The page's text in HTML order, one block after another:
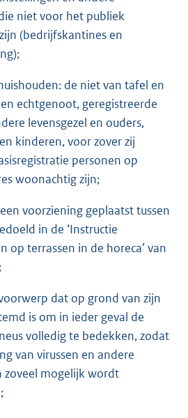
niet voor het publiek
(bedrijfskantines en
de niet van tafel en
echtgenoot, geregistreerde
levensgezel en ouders,
kinderen, voor zover zij
personen op
woonachtig zijn;
voorziening geplaatst tussen
in de ‘Instructie
op terrassen in de horeca’ van
dat op grond van zijn
is om in ieder geval de
volledig te bedekken, zodat
van virussen en andere
zoveel mogelijk wordt